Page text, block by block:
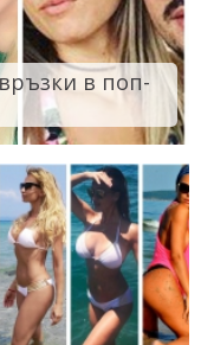
в поп-